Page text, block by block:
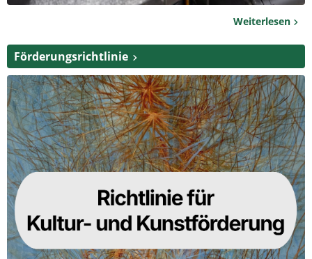
Weiterlesen
Förderungsrichtlinie